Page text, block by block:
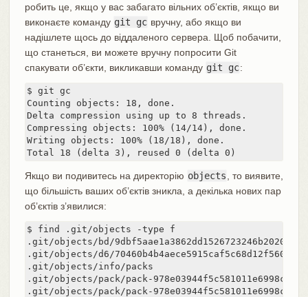
робить це, якщо у вас забагато вільних об’єктів, якщо ви
виконаєте команду git gc вручну, або якщо ви
надішлете щось до віддаленого сервера. Щоб побачити,
що станеться, ви можете вручну попросити Git
спакувати об’єкти, викликавши команду git gc:
$ git gc
Counting objects: 18, done.
Delta compression using up to 8 threads.
Compressing objects: 100% (14/14), done.
Writing objects: 100% (18/18), done.
Total 18 (delta 3), reused 0 (delta 0)
Якщо ви подивитесь на директорію objects
, то виявите,
що більшість ваших об’єктів зникла, а декілька нових пар
об’єктів з’явилися:
$ find .git/objects -type f
.git/objects/bd/
.git/objects/d6/
.git/objects/info/packs
.git/objects/pack/pack-
.git/objects/pack/pack-